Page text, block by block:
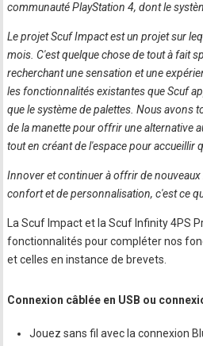
communauté PlayStation 4, dont le
Le projet Scuf Impact est un projet sur
mois. C'est quelque chose de tout à fait
recherchant une sensation et une
les fonctionnalités existantes que Scuf
que le système de palettes. Nous avons
de la manette pour offrir une alternative
tout en créant de l'espace pour accueillir
Innover et continuer à offrir de
confort et de personnalisation, c'est ce
La Scuf Impact et la Scuf Infinity 4PS
fonctionnalités pour compléter nos
et celles en instance de brevets.
Connexion câblée en USB ou
Jouez sans fil avec la connexion